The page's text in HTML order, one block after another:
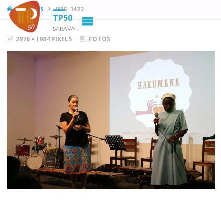
TP50
SARAVAH
HOMEFOTOS IMG_1422
FULL2976 × 1984PIXELS FOTOS